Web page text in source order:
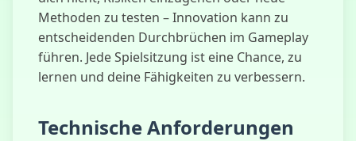
Methoden zu testen – Innovation kann zu
entscheidenden Durchbrüchen im Gameplay
führen. Jede Spielsitzung ist eine Chance, zu
lernen und deine Fähigkeiten zu verbessern.
Technische Anforderungen